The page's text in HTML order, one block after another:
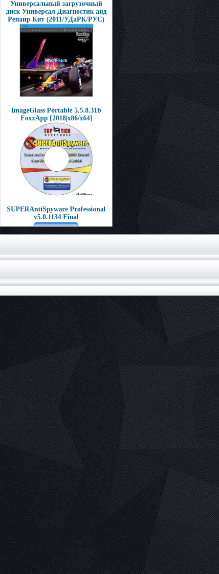
Универсальный загрузочный
диск Универсал Диагностик анд
Репаир Кит (2011/УДаРК/РУС)
ImageGlass Portable 5.5.8.31b
FoxxApp [2018|x86/x64]
SUPERAntiSpyware Professional
v5.0.1134 Final